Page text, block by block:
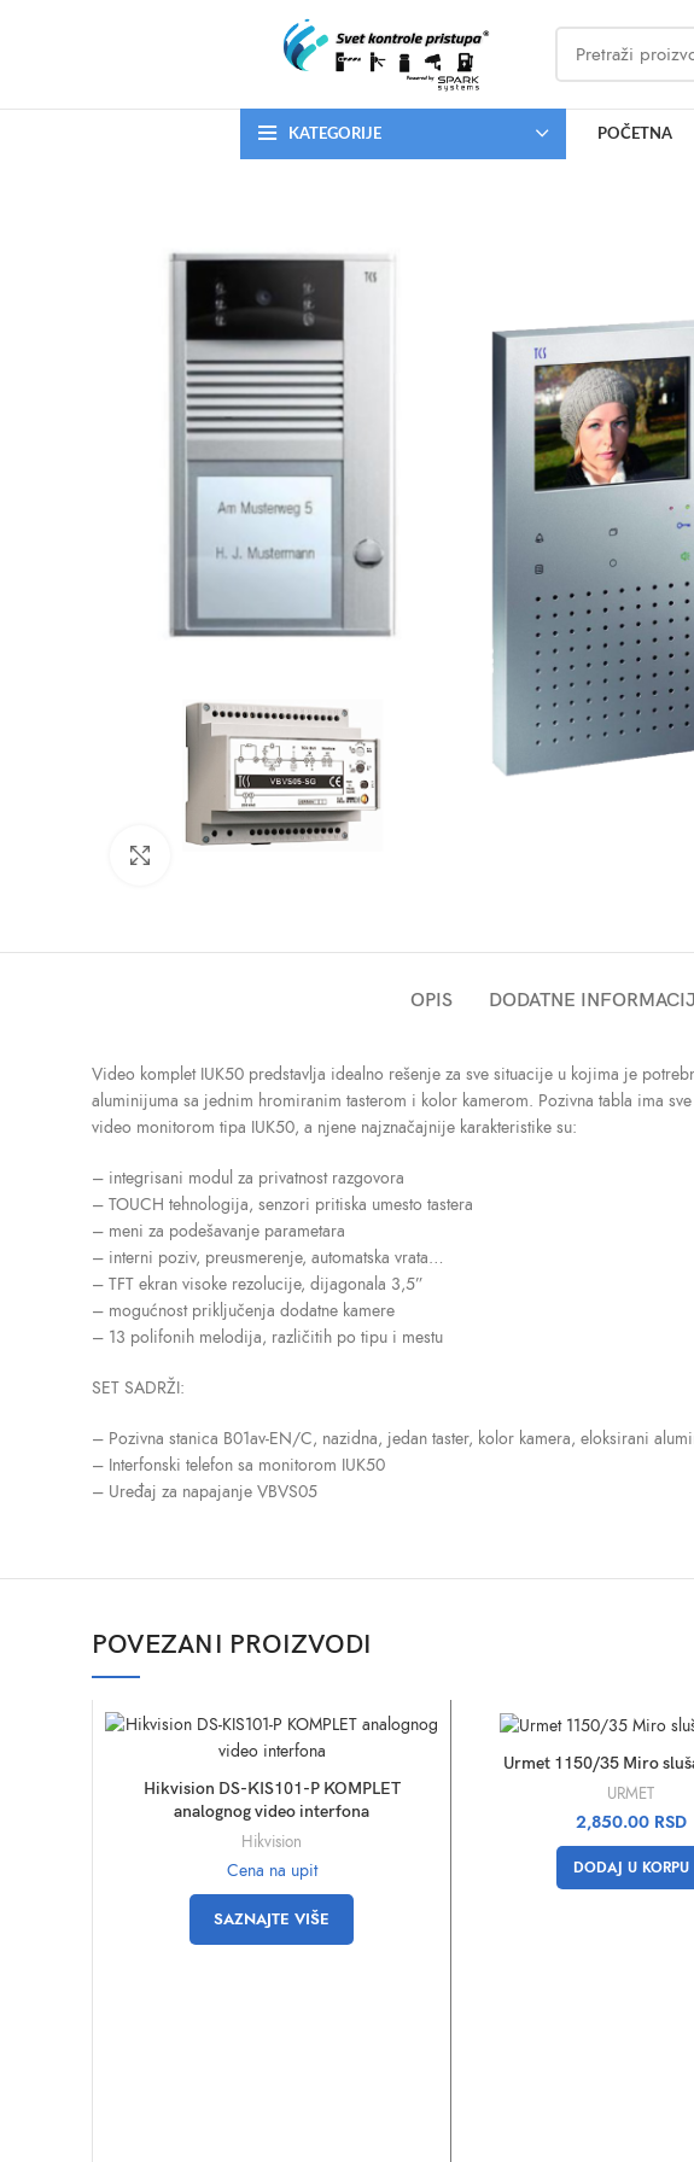
KATEGORIJE POČETNA
OPIS DODATNE
Video komplet IUK50 predstavlja idealno rešenje za sve situacije u kojima je
aluminijuma sa jednim hromiranim tasterom i kolor kamerom. Pozivna tabla ima
video monitorom tipa IUK50, a njene najznačajnije karakteristike su:
– integrisani modul za privatnost razgovora
– TOUCH tehnologija, senzori pritiska umesto tastera
– meni za podešavanje parametara
– interni poziv, preusmerenje, automatska vrata…
– TFT ekran visoke rezolucije, dijagonala 3,5”
– mogućnost priključenja dodatne kamere
– 13 polifonih melodija, različitih po tipu i mestu
SET SADRŽI:
– Pozivna stanica B01av-EN/C, nazidna, jedan taster, kolor kamera, eloksirani
– Interfonski telefon sa monitorom IUK50
– Uređaj za napajanje VBVS05
POVEZANI PROIZVODI
Hikvision DS-KIS101-P KOMPLET
analognog video interfona
Hikvision
Cena na upit
SAZNAJTE VIŠE
Urmet 1150/35 Miro
URMET
2,850.00 RSD
DODAJ U KORPU